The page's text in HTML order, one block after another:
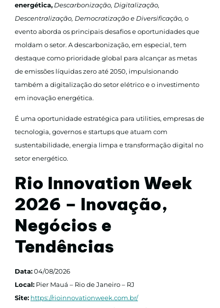
energética, Descarbonização, Digitalização,
Descentralização, Democratização e Diversificação, o
evento aborda os principais desafios e oportunidades que
moldam o setor. A descarbonização, em especial, tem
destaque como prioridade global para alcançar as metas
de emissões líquidas zero até 2050, impulsionando
também a digitalização do setor elétrico e o investimento
em inovação energética.
É uma oportunidade estratégica para utilities, empresas de
tecnologia, governos e startups que atuam com
sustentabilidade, energia limpa e transformação digital no
setor energético.
Rio Innovation Week
2026 – Inovação,
Negócios e
Tendências
Data:04/08/2026
Local: Pier Mauá – Rio de Janeiro – RJ
Site: https://rioinnovationweek.com.br/